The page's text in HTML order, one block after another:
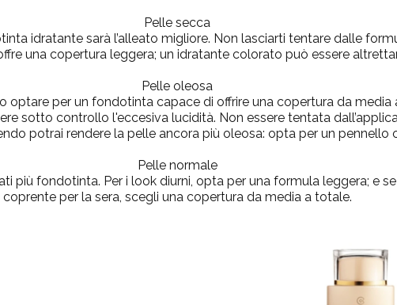
Pelle secca
idratante sarà l’alleato migliore. Non lasciarti tentare dalle
una copertura leggera; un idratante colorato può essere
Pelle oleosa
optare per un fondotinta capace di offrire una copertura da media
sotto controllo l'eccesiva lucidità. Non essere tentata
potrai rendere la pelle ancora più oleosa: opta per un pennello
Pelle normale
più fondotinta. Per i look diurni, opta per una formula leggera; e
coprente per la sera, scegli una copertura da media a totale.